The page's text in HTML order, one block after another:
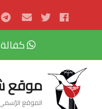
كفالة
موقع
الموقع الرّسمي